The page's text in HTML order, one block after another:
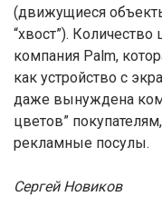
(движущиеся
“хвост”).
компания Palm,
как устройство с
даже вынуждена
цветов”
рекламные посулы.
Сергей Новиков